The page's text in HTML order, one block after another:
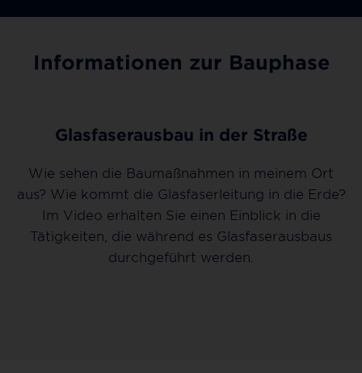
Informationen zur Bauphase
Glasfaserausbau in der Straße
Wie sehen die Baumaßnahmen in meinem Ort
aus? Wie kommt die Glasfaserleitung in die Erde?
Im Video erhalten Sie einen Einblick in die
Tätigkeiten, die während es Glasfaserausbaus
durchgeführt werden.